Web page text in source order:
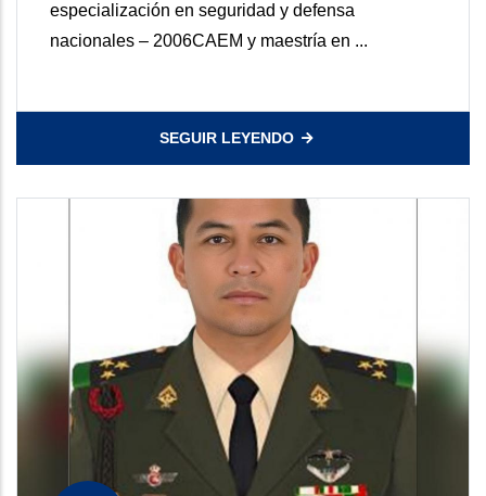
especialización en seguridad y defensa
nacionales – 2006CAEM y maestría en ...
SEGUIR LEYENDO